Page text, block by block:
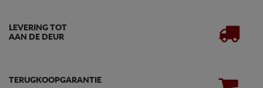
LEVERING TOT
AAN DE DEUR
TERUGKOOPGARANTIE